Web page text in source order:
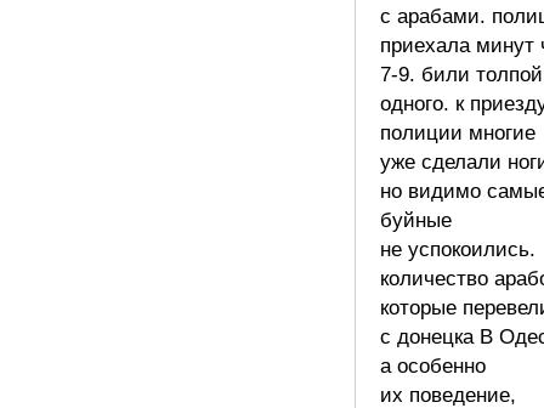
с арабами.
приехала минут
7-9. били толпой
одного. к
полиции многие
уже сделали
но видимо
буйные
не успокоились.
количество
которые
с донецка В
а особенно
их поведение,